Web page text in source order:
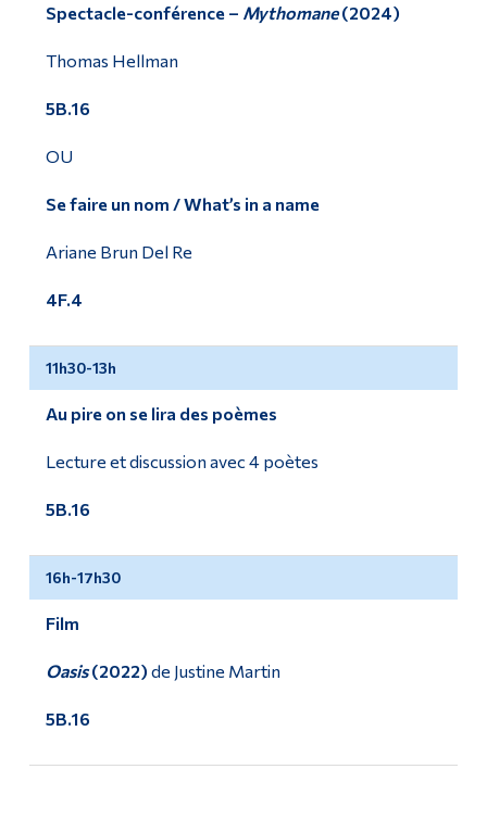
Spectacle-conférence – Mythomane(2024)
Thomas Hellman
5B.16
OU
Se faire un nom / What’s in a name
Ariane Brun Del Re
4F.4
11h30-13h
Au pire on se lira des poèmes
Lecture et discussion avec 4 poètes
5B.16
16h-17h30
Film
Oasis (2022) de Justine Martin
5B.16